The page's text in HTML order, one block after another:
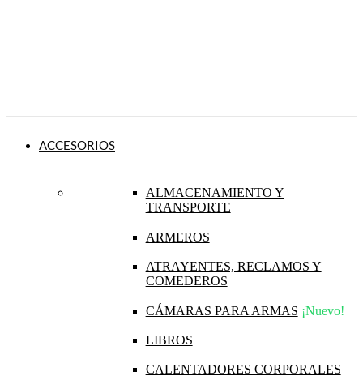
ACCESORIOS
ALMACENAMIENTO Y
TRANSPORTE
ARMEROS
ATRAYENTES, RECLAMOS Y
COMEDEROS
CÁMARAS PARA ARMAS ¡Nuevo!
LIBROS
CALENTADORES CORPORALES